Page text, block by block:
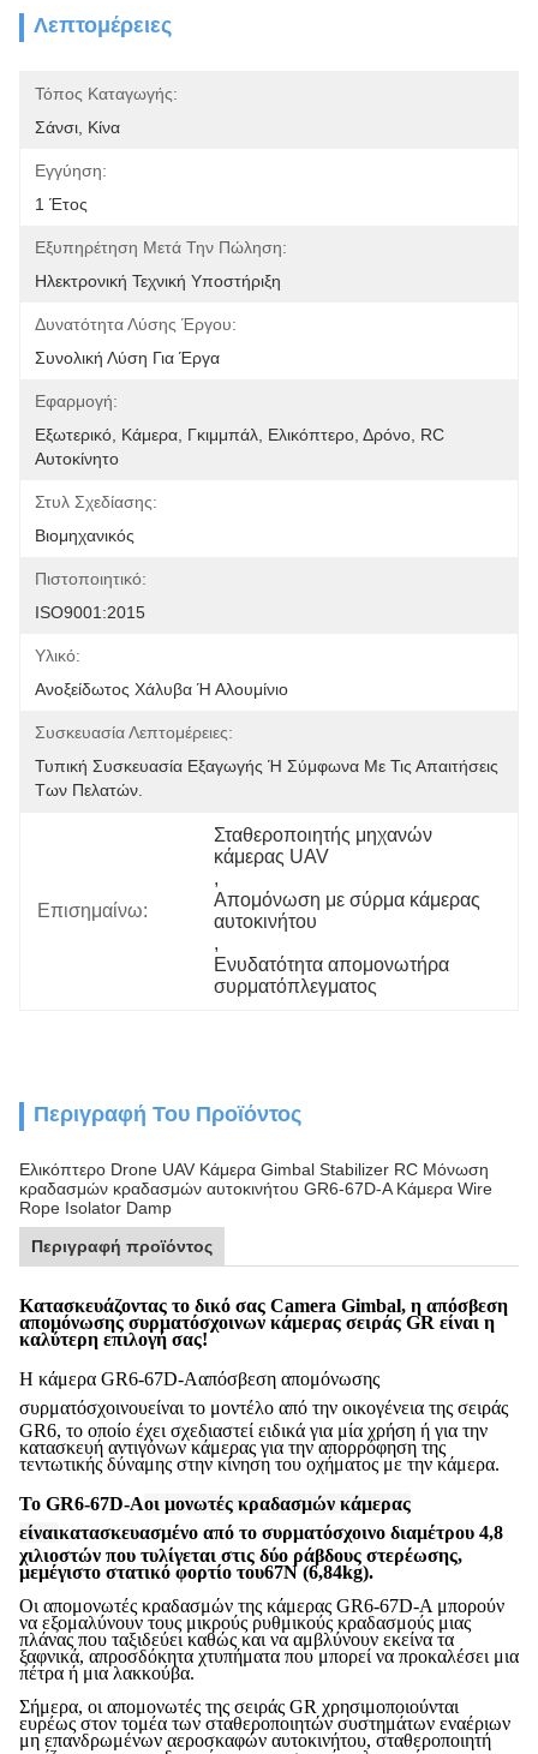
Λεπτομέρειες
Τόπος Καταγωγής:
Σάνσι, Κίνα
Εγγύηση:
1 Έτος
Εξυπηρέτηση Μετά Την Πώληση:
Ηλεκτρονική Τεχνική Υποστήριξη
Δυνατότητα Λύσης Έργου:
Συνολική Λύση Για Έργα
Εφαρμογή:
Εξωτερικό, Κάμερα, Γκιμμπάλ, Ελικόπτερο, Δρόνο, RC
Αυτοκίνητο
Στυλ Σχεδίασης:
Βιομηχανικός
Πιστοποιητικό:
ISO9001:2015
Υλικό:
Ανοξείδωτος Χάλυβα Ή Αλουμίνιο
Συσκευασία Λεπτομέρειες:
Τυπική Συσκευασία Εξαγωγής Ή Σύμφωνα Με Τις Απαιτήσεις
Των Πελατών.
Επισημαίνω:
Σταθεροποιητής μηχανών
κάμερας UAV
,
Απομόνωση με σύρμα κάμερας
αυτοκινήτου
,
Ενυδατότητα απομονωτήρα
συρματόπλεγματος
Περιγραφή Του Προϊόντος
Ελικόπτερο Drone UAV Κάμερα Gimbal Stabilizer RC Μόνωση
κραδασμών κραδασμών αυτοκινήτου GR6-67D-A Κάμερα Wire
Rope Isolator Damp
Περιγραφή προϊόντος
Κατασκευάζοντας το δικό σας Camera Gimbal, η απόσβεση
απομόνωσης συρματόσχοινων κάμερας σειράς GR είναι η
καλύτερη επιλογή σας!
Η κάμερα GR6-67D-Aαπόσβεση απομόνωσης
συρματόσχοινουείναι το μοντέλο από την οικογένεια της σειράς
GR6, το οποίο έχει σχεδιαστεί ειδικά για μία χρήση ή για την
κατασκευή αντιγόνων κάμερας για την απορρόφηση της
τεντωτικής δύναμης στην κίνηση του οχήματος με την κάμερα.
Το GR6-67D-Aοι μονωτές κραδασμών κάμερας
είναικατασκευασμένο από το συρματόσχοινο διαμέτρου 4,8
χιλιοστών που τυλίγεται στις δύο ράβδους στερέωσης,
μεμέγιστο στατικό φορτίο του67Ν (6,84kg).
Οι απομονωτές κραδασμών της κάμερας GR6-67D-A μπορούν
να εξομαλύνουν τους μικρούς ρυθμικούς κραδασμούς μιας
πλάνας που ταξιδεύει καθώς και να αμβλύνουν εκείνα τα
ξαφνικά, απροσδόκητα χτυπήματα που μπορεί να προκαλέσει μια
πέτρα ή μια λακκούβα.
Σήμερα, οι απομονωτές της σειράς GR χρησιμοποιούνται
ευρέως στον τομέα των σταθεροποιητών συστημάτων εναέριων
μη επανδρωμένων αεροσκαφών αυτοκινήτου, σταθεροποιητή